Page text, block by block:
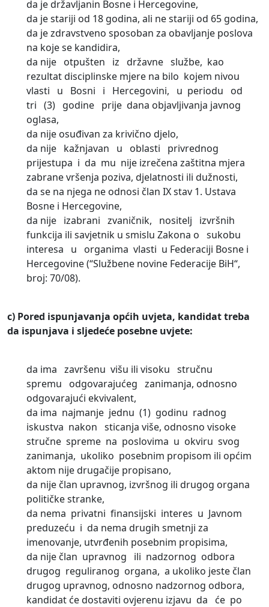
da je državljanin Bosne i Hercegovine,
da je stariji od 18 godina, ali ne stariji od 65 godina,
da je zdravstveno sposoban za obavljanje poslova
na koje se kandidira,
da nije otpušten iz državne službe, kao
rezultat disciplinske mjere na bilo kojem nivou
vlasti u Bosni i Hercegovini, u periodu od
tri (3) godine prije dana objavljivanja javnog
oglasa,
da nije osuđivan za krivično djelo,
da nije kažnjavan u oblasti privrednog
prijestupa i da mu nije izrečena zaštitna mjera
zabrane vršenja poziva, djelatnosti ili dužnosti,
da se na njega ne odnosi član IX stav 1. Ustava
Bosne i Hercegovine,
da nije izabrani zvaničnik, nositelj izvršnih
funkcija ili savjetnik u smislu Zakona o sukobu
interesa u organima vlasti u Federaciji Bosne i
Hercegovine (“Službene novine Federacije BiH“,
broj: 70/08).
c) Pored ispunjavanja općih uvjeta, kandidat treba
da ispunjava i sljedeće posebne uvjete:
da ima završenu višu ili visoku stručnu
spremu odgovarajućeg zanimanja, odnosno
odgovarajući ekvivalent,
da ima najmanje jednu (1) godinu radnog
iskustva nakon sticanja više, odnosno visoke
stručne spreme na poslovima u okviru svog
zanimanja, ukoliko posebnim propisom ili općim
aktom nije drugačije propisano,
da nije član upravnog, izvršnog ili drugog organa
političke stranke,
da nema privatni finansijski interes u Javnom
preduzeću i da nema drugih smetnji za
imenovanje, utvrđenih posebnim propisima,
da nije član upravnog ili nadzornog odbora
drugog reguliranog organa, a ukoliko jeste član
drugog upravnog, odnosno nadzornog odbora,
kandidat će dostaviti ovjerenu izjavu da će po